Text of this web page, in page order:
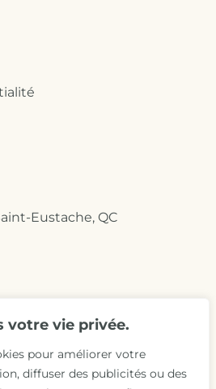
votre vie privée.
pour améliorer votre
diffuser des publicités ou des
Eustache, QC